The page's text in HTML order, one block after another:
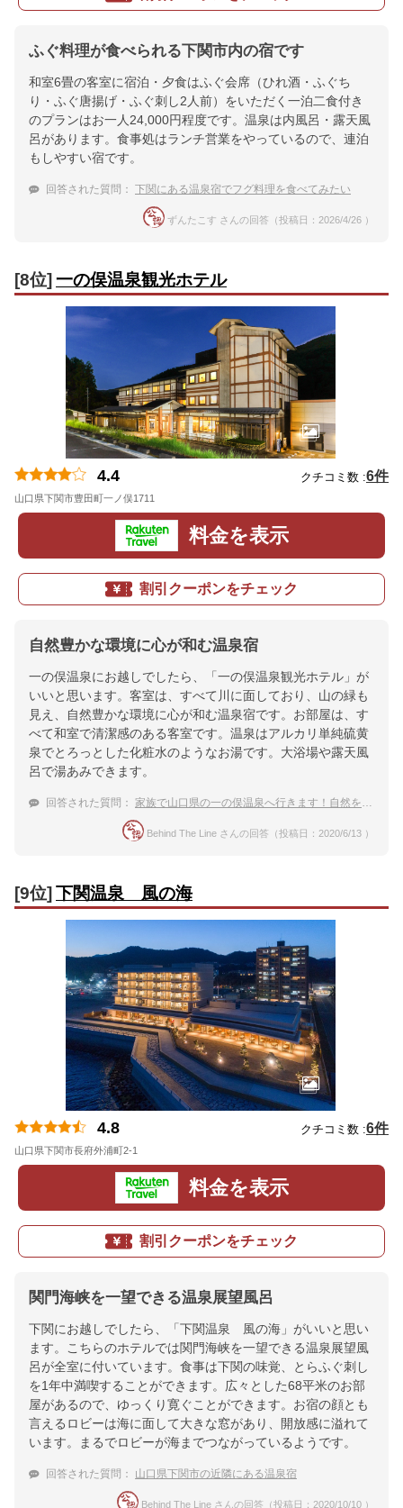
ふぐ料理が食べられる下関市内の宿です
和室6畳の客室に宿泊・夕食はふぐ会席（ひれ酒・ふぐち
り・ふぐ唐揚げ・ふぐ刺し2人前）をいただく一泊二食付き
のプランはお一人24,000円程度です。温泉は内風呂・露天風
呂があります。食事処はランチ営業をやっているので、連泊
もしやすい宿です。
回答された質問： 下関にある温泉宿でフグ料理を食べてみたい
ずんたこす さんの回答（投稿日：2026/4/26 ）
[8位] 一の俣温泉観光ホテル
4.4 クチコミ数 :6件
山口県下関市豊田町一ノ俣1711
料金を表示
割引クーポンをチェック
自然豊かな環境に心が和む温泉宿
一の俣温泉にお越しでしたら、「一の俣温泉観光ホテル」が
いいと思います。客室は、すべて川に面しており、山の緑も
見え、自然豊かな環境に心が和む温泉宿です。お部屋は、す
べて和室で清潔感のある客室です。温泉はアルカリ単純硫黄
泉でとろっとした化粧水のようなお湯です。大浴場や露天風
呂で湯あみできます。
回答された質問： 家族で山口県の一の俣温泉へ行きます！自然を活かした観光スポット等も知りたいです
Behind The Line さんの回答（投稿日：2020/6/13 ）
[9位]下関温泉 風の海
4.8 クチコミ数 :6件
山口県下関市長府外浦町2-1
料金を表示
割引クーポンをチェック
関門海峡を一望できる温泉展望風呂
下関にお越しでしたら、「下関温泉 風の海」がいいと思い
ます。こちらのホテルでは関門海峡を一望できる温泉展望風
呂が全室に付いています。食事は下関の味覚、とらふぐ刺し
を1年中満喫することができます。広々とした68平米のお部
屋があるので、ゆっくり寛ぐことができます。お宿の顔とも
言えるロビーは海に面して大きな窓があり、開放感に溢れて
います。まるでロビーが海までつながっているようです。
回答された質問： 山口県下関市の近隣にある温泉宿
Behind The Line さんの回答（投稿日：2020/10/10 ）